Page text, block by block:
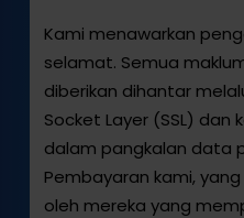
Kami menawarkan
selamat. Semua
diberikan dihantar
Socket Layer (SSL) dan
dalam pangkalan data
Pembayaran kami,
oleh mereka yang